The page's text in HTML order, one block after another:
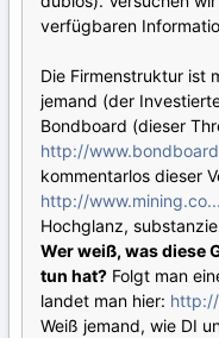
verfügbaren
Die Firmenstruktur ist
jemand (der
Bondboard (dieser
http://
kommentarlos dieser
http://
Hochglanz,
Wer weiß, was diese
tun hat? Folgt man
landet man hier:
Weiß jemand, wie DI